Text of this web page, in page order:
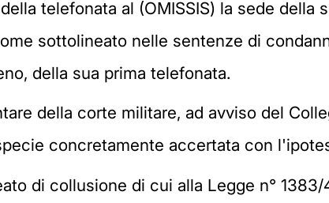
telefonata al (OMISSIS) la sede
sottolineato nelle sentenze di
della sua prima telefonata.
della corte militare, ad avviso del
concretamente accertata con
di collusione di cui alla Legge n°